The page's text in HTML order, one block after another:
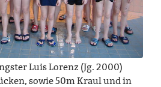
Luis Lorenz (Jg. 2000)
sowie 50m Kraul und in